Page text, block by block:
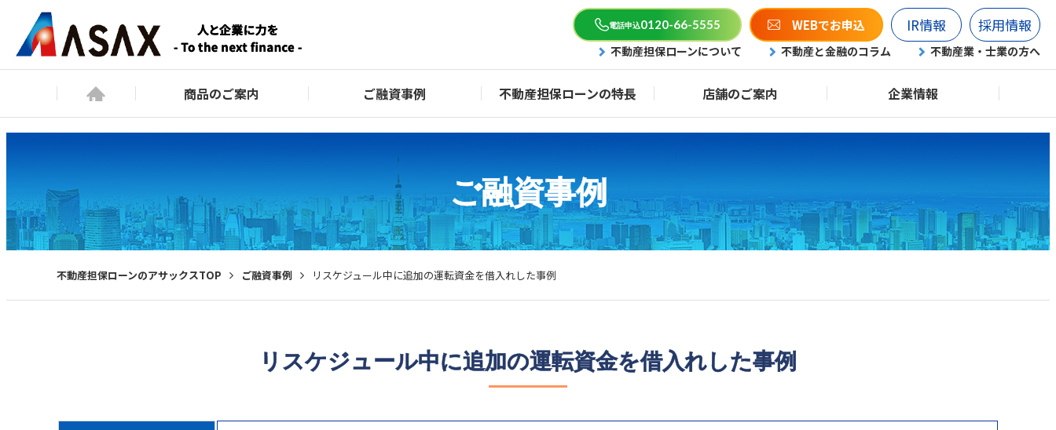
電話申込0120-66-5555 WEBでお申込 IR情報 採用情報
不動産担保ローンについて 不動産と金融のコラム 不動産業・士業の方へ
商品のご案内 ご融資事例 不動産担保ローンの特長 店舗のご案内 企業情報
ご融資事例
不動産担保ローンのアサックスTOP ご融資事例 リスケジュール中に追加の運転資金を借入れした事例
リスケジュール中に追加の運転資金を借入れした事例